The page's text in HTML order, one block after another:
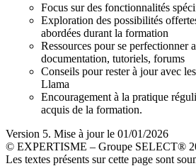
Focus sur des fonctionnalités
Exploration des possibilités
abordées durant la formation
Ressources pour se perfectionner
documentation, tutoriels, forums
Conseils pour rester à jour avec
Llama
Encouragement à la pratique
acquis de la formation.
Version 5. Mise à jour le 01/01/2026
© EXPERTISME – Groupe SELECT®
Les textes présents sur cette page sont